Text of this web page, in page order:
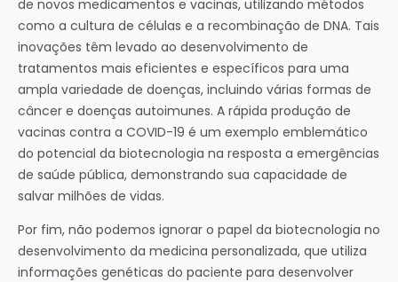
de novos medicamentos e vacinas, utilizando métodos
como a cultura de células e a recombinação de DNA. Tais
inovações têm levado ao desenvolvimento de
tratamentos mais eficientes e específicos para uma
ampla variedade de doenças, incluindo várias formas de
câncer e doenças autoimunes. A rápida produção de
vacinas contra a COVID-19 é um exemplo emblemático
do potencial da biotecnologia na resposta a emergências
de saúde pública, demonstrando sua capacidade de
salvar milhões de vidas.
Por fim, não podemos ignorar o papel da biotecnologia no
desenvolvimento da medicina personalizada, que utiliza
informações genéticas do paciente para desenvolver